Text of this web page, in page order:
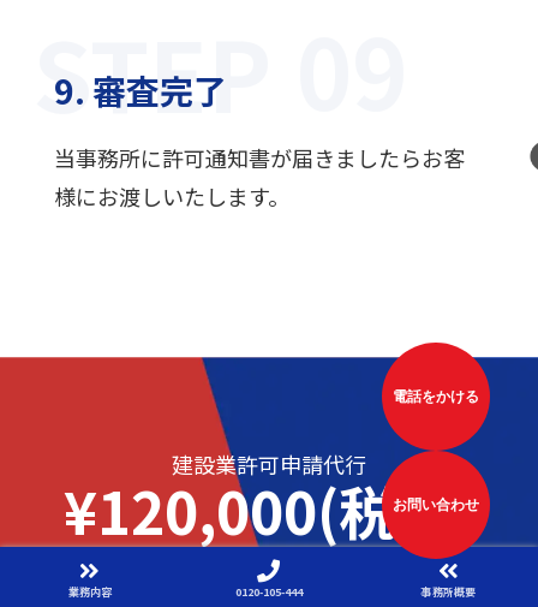
電話をかける
お問い合わせ
STEP
9. 審査完了
当事務所に許可通知書が届きましたらお客
様にお渡しいたします。
建設業許可申請代行
¥120,000(税抜)
ご依頼から
業務内容 0120-105-444 事務所概要